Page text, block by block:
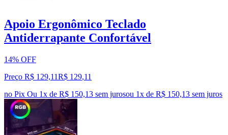
Apoio Ergonômico Teclado
Antiderrapante Confortável
14% OFF
Preço R$ 129,11R$ 129,11
no Pix Ou 1x de R$ 150,13 sem jurosou 1x de R$ 150,13 sem juros